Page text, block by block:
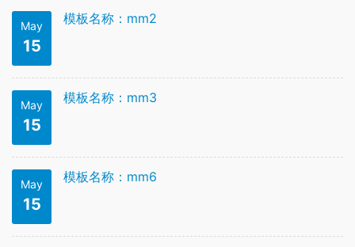
May
15
模板名称：mm2
May
15
模板名称：mm3
May
15
模板名称：mm6